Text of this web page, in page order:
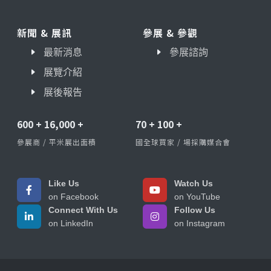
新聞 & 展訊
最新消息
展覽介紹
展後報告
參展 & 參觀
參展諮詢
600 + 16,000 +
參展商 / 平米展出面積
70 + 100 +
國全球買家 / 場採購媒合會
Like Us
on Facebook
Watch Us
on YouTube
Connect With Us
on LinkedIn
Follow Us
on Instagram